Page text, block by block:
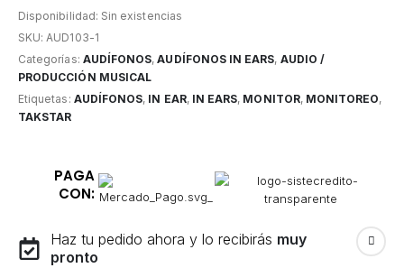
Disponibilidad: Sin existencias
SKU:AUD103-1
Categorías: AUDÍFONOS,AUDÍFONOS IN EARS, AUDIO /
PRODUCCIÓN MUSICAL
Etiquetas: AUDÍFONOS, IN EAR, IN EARS, MONITOR, MONITOREO,
TAKSTAR
PAGA
CON:
Haz tu pedido ahora y lo recibirás muy
pronto